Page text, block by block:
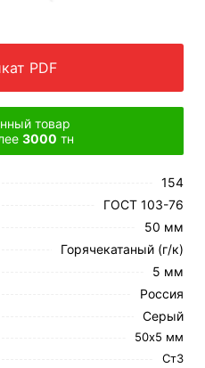
PDF
товар
3000 тн
154
ГОСТ 103-76
50 мм
Горячекатаный (г/к)
5 мм
Россия
Серый
50х5 мм
Ст3